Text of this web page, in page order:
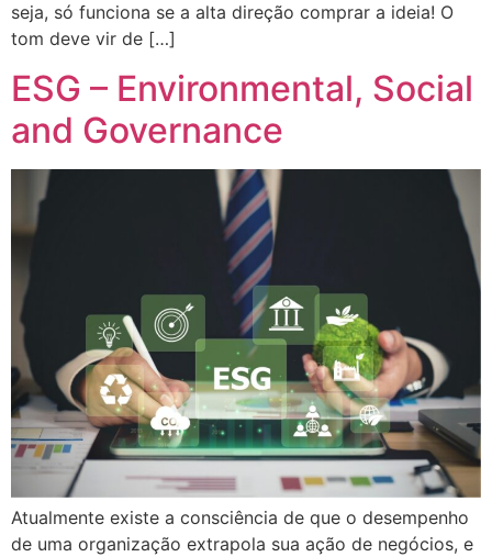
seja, só funciona se a alta direção comprar a ideia! O
tom deve vir de […]
ESG – Environmental, Social
and Governance
Atualmente existe a consciência de que o desempenho
de uma organização extrapola sua ação de negócios, e